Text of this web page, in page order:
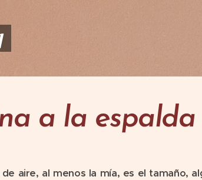
a la
aire, al menos la mía, es el tamaño,